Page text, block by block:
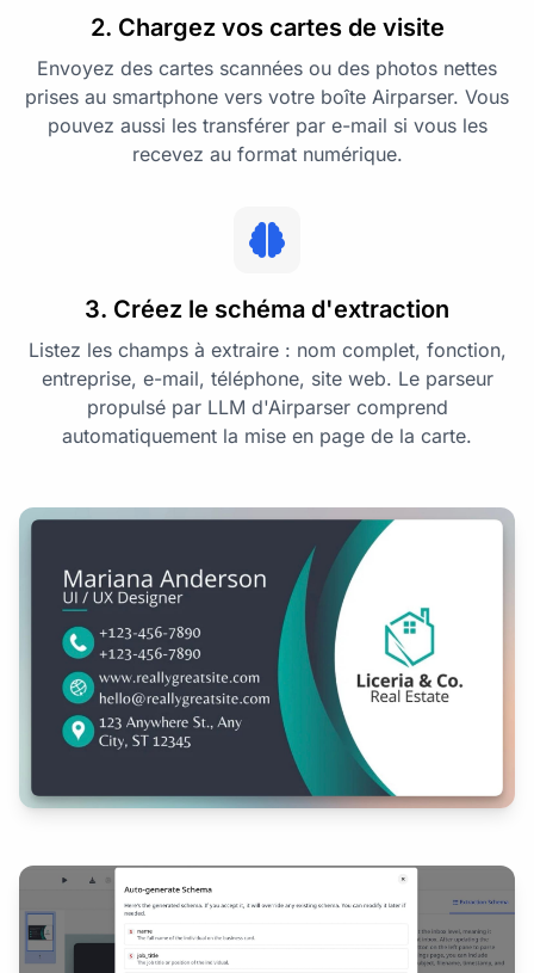
2. Chargez vos cartes de visite
Envoyez des cartes scannées ou des photos nettes
prises au smartphone vers votre boîte Airparser. Vous
pouvez aussi les transférer par e-mail si vous les
recevez au format numérique.
3. Créez le schéma d'extraction
Listez les champs à extraire : nom complet, fonction,
entreprise, e-mail, téléphone, site web. Le parseur
propulsé par LLM d'Airparser comprend
automatiquement la mise en page de la carte.